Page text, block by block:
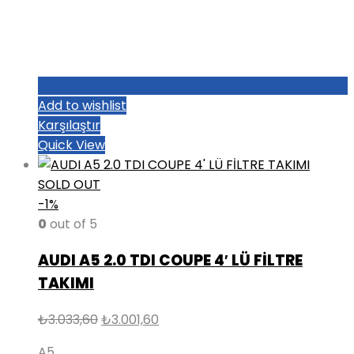
Add to wishlist
Karşılaştır
Quick View
SOLD OUT
-1%
0 out of 5
AUDI A5 2.0 TDI COUPE 4′ LÜ FİLTRE
TAKIMI
₺3.033,60Orijinal
₺3.001,60